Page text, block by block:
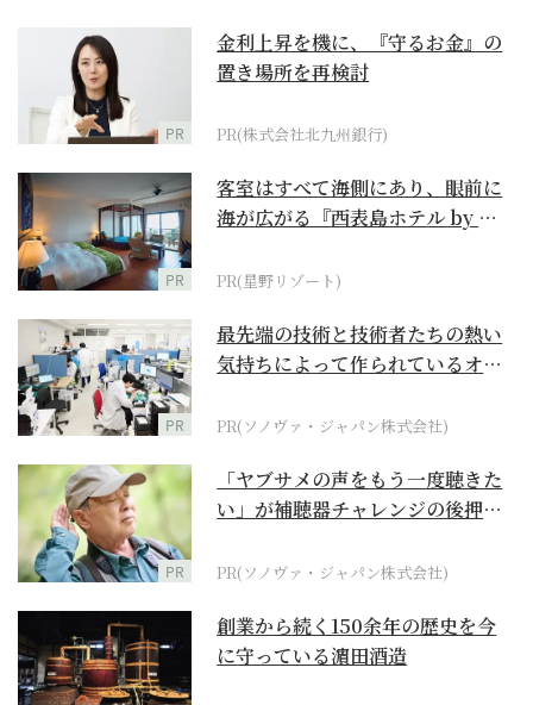
PR
金利上昇を機に、『守るお金』の
置き場所を再検討
PR(株式会社北九州銀行)
PR
客室はすべて海側にあり、眼前に
海が広がる『西表島ホテル by 星
PR(星野リゾート)
PR
最先端の技術と技術者たちの熱い
気持ちによって作られているオー
PR(ソノヴァ・ジャパン株式会社)
PR
「ヤブサメの声をもう一度聴きた
い」が補聴器チャレンジの後押し
PR(ソノヴァ・ジャパン株式会社)
創業から続く150余年の歴史を今
に守っている濵田酒造